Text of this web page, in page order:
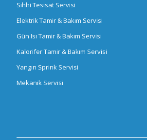
Sıhhi Tesisat Servisi
Elektrik Tamir & Bakım Servisi
Gün Isı Tamir & Bakım Servisi
Kalorifer Tamir & Bakım Servisi
Yangın Sprink Servisi
Mekanik Servisi